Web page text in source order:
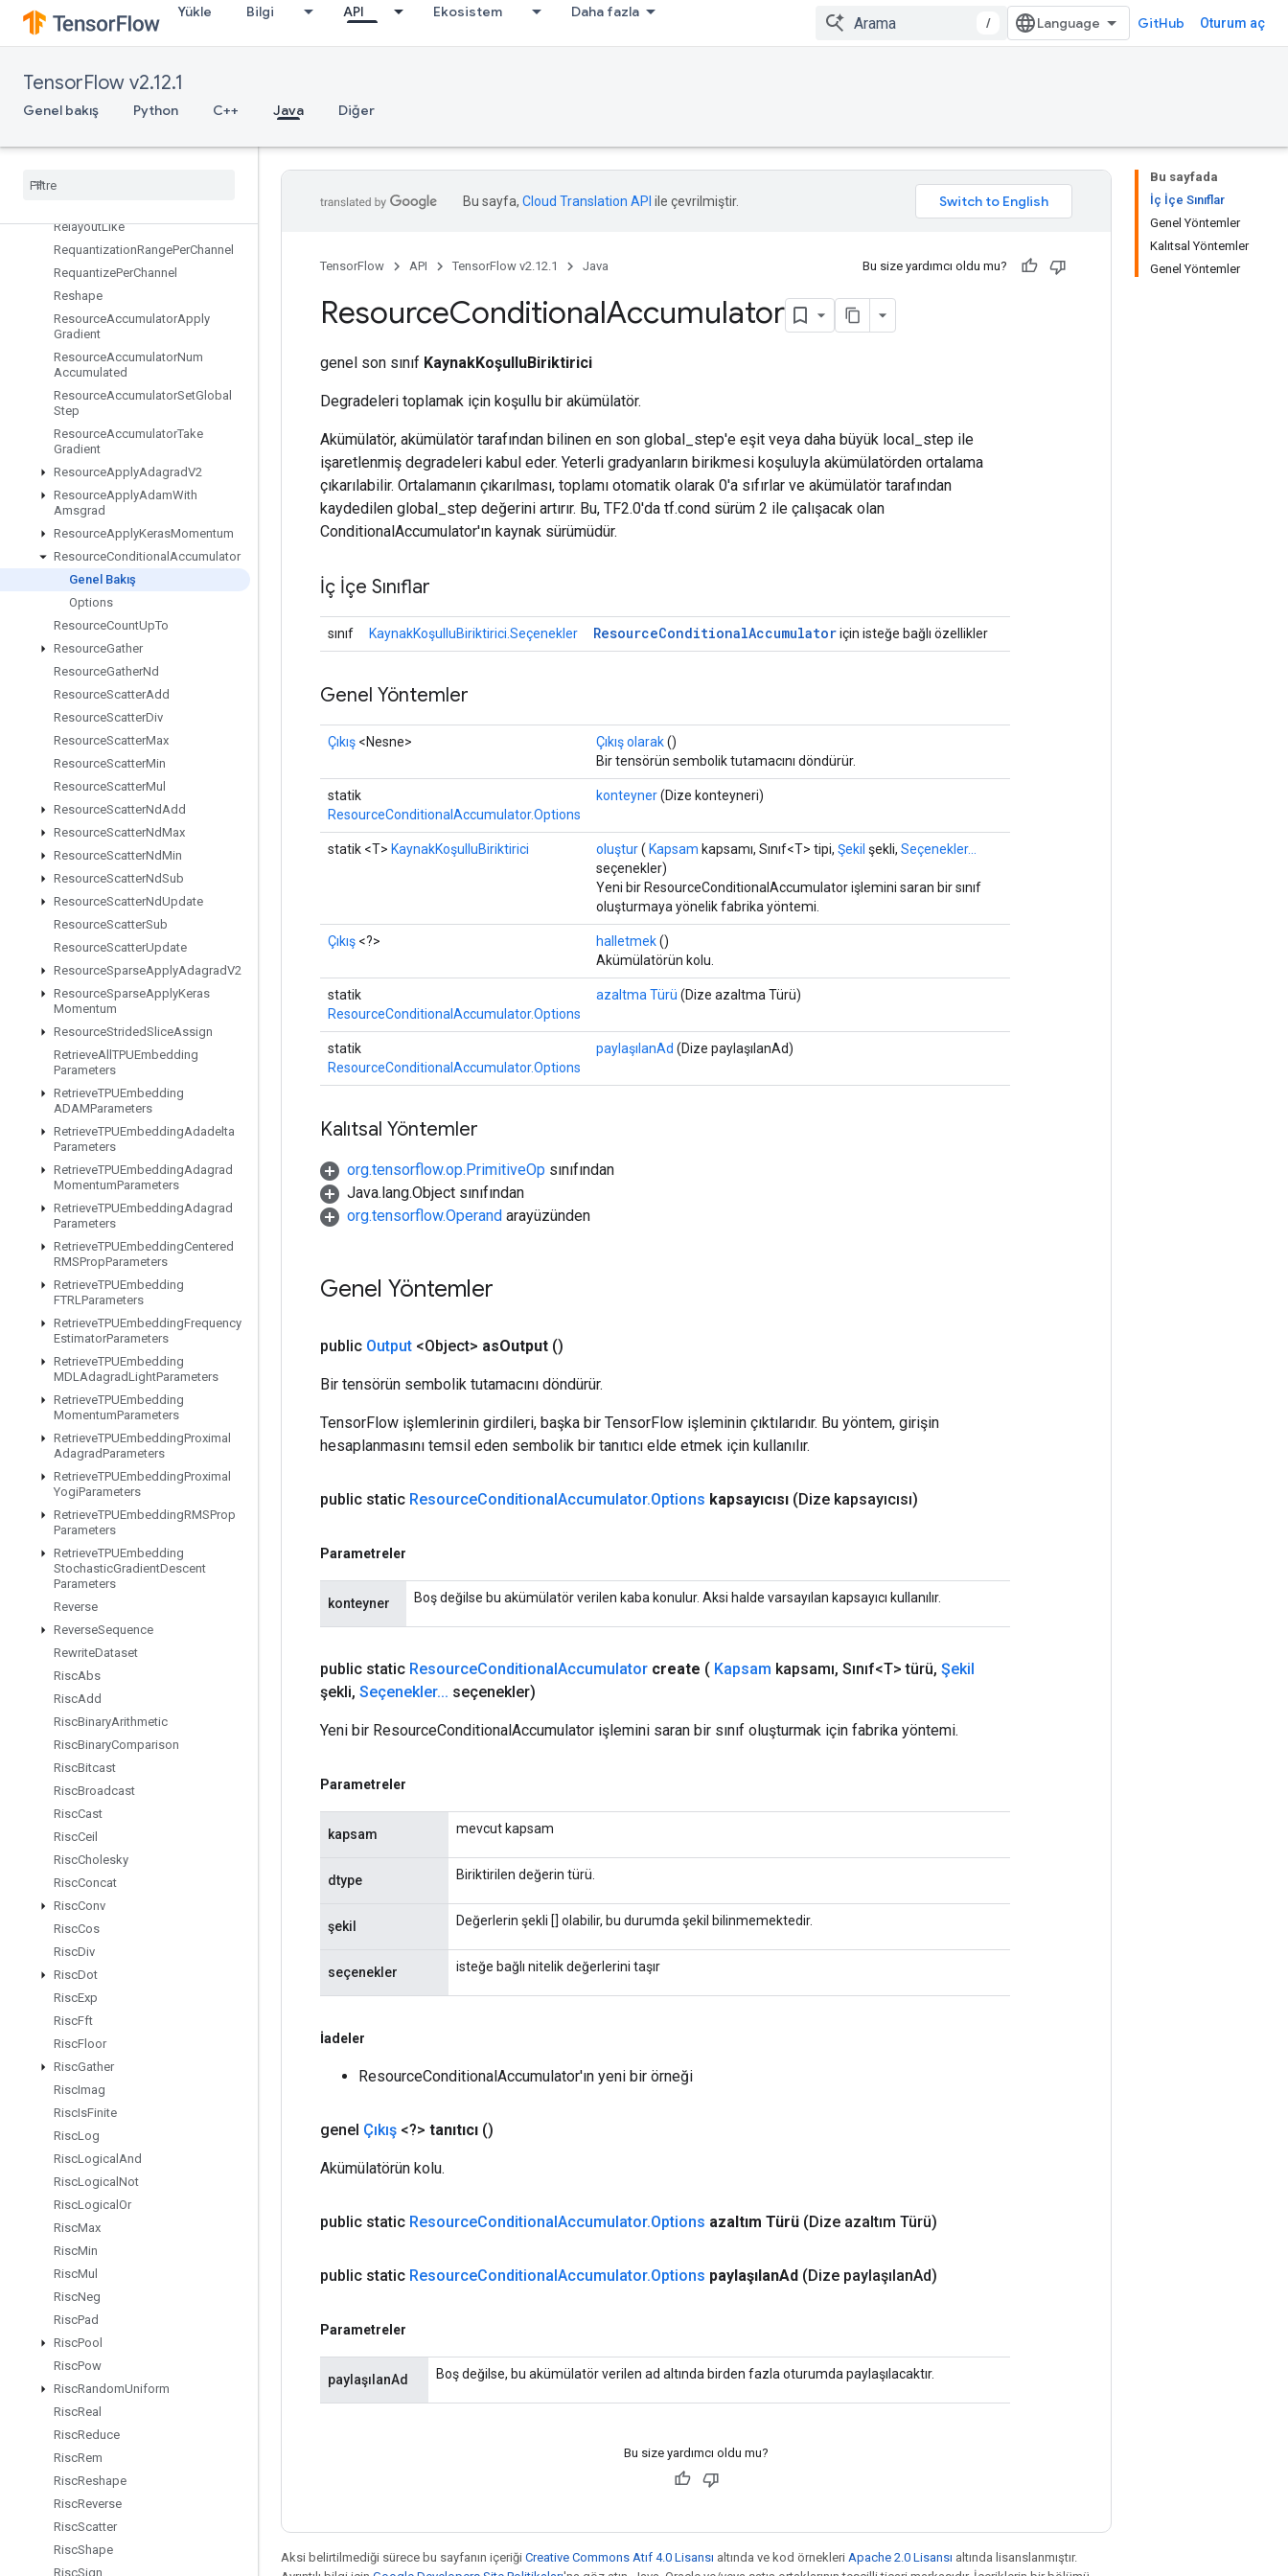
Yükle Bilgi API Ekosistem Daha fazla
/ GitHub Oturum aç
TensorFlow v2.12.1
Genel bakış Python C++ Java Diğer
RefExit
RefIdentity
RefNextIteration
RefSelect
Register
RelayoutLike
RequantizationRangePerChannel
RequantizePerChannel
Reshape
ResourceAccumulatorApply
Gradient
ResourceAccumulatorNum
Accumulated
ResourceAccumulatorSetGlobal
Step
ResourceAccumulatorTake
Gradient
ResourceApplyAdagradV2
ResourceApplyAdamWith
Amsgrad
ResourceApplyKerasMomentum
ResourceConditional Accumulator
Genel Bakış
Options
ResourceCountUpTo
ResourceGather
ResourceGatherNd
ResourceScatterAdd
ResourceScatterDiv
ResourceScatterMax
ResourceScatterMin
ResourceScatterMul
ResourceScatterNdAdd
ResourceScatterNdMax
ResourceScatterNdMin
ResourceScatterNdSub
ResourceScatterNdUpdate
ResourceScatterSub
ResourceScatterUpdate
ResourceSparseApplyAdagradV2
ResourceSparseApplyKeras
Momentum
ResourceStridedSliceAssign
RetrieveAll TPUEmbedding
Parameters
RetrieveTPUEmbedding
ADAMParameters
RetrieveTPUEmbeddingAdadelta
Parameters
RetrieveTPUEmbeddingAdagrad
MomentumParameters
RetrieveTPUEmbeddingAdagrad
Parameters
RetrieveTPUEmbeddingCentered
RMSPropParameters
RetrieveTPUEmbedding
FTRLParameters
RetrieveTPUEmbeddingFrequency
EstimatorParameters
RetrieveTPUEmbedding
MDLAdagradLightParameters
RetrieveTPUEmbedding
MomentumParameters
RetrieveTPUEmbeddingProximal
AdagradParameters
RetrieveTPUEmbeddingProximal
YogiParameters
RetrieveTPUEmbeddingRMSProp
Parameters
RetrieveTPUEmbedding
StochasticGradientDescent
Parameters
Reverse
ReverseSequence
RewriteDataset
RiscAbs
RiscAdd
RiscBinaryArithmetic
RiscBinaryComparison
RiscBitcast
RiscBroadcast
RiscCast
RiscCeil
RiscCholesky
RiscConcat
RiscConv
RiscCos
RiscDiv
RiscDot
RiscExp
RiscFft
RiscFloor
RiscGather
RiscImag
RiscIsFinite
RiscLog
RiscLogical And
RiscLogical Not
RiscLogical Or
RiscMax
RiscMin
RiscMul
RiscNeg
RiscPad
RiscPool
RiscPow
RiscRandomUniform
RiscReal
RiscReduce
RiscRem
RiscReshape
RiscReverse
RiscScatter
RiscShape
RiscSign
Bu sayfada
İç İçe Sınıflar
Genel Yöntemler
Kalıtsal Yöntemler
Genel Yöntemler
Bu sayfa, Cloud Translation API ile çevrilmiştir.
TensorFlow API TensorFlow v2.12.1 Java Bu size yardımcı oldu mu?
ResourceConditionalAccumulator
genel son sınıf KaynakKoşulluBiriktirici
Degradeleri toplamak için koşullu bir akümülatör.
Akümülatör, akümülatör tarafından bilinen en son global_step'e eşit veya daha büyük local_step ile
işaretlenmiş degradeleri kabul eder. Yeterli gradyanların birikmesi koşuluyla akümülatörden ortalama
çıkarılabilir. Ortalamanın çıkarılması, toplamı otomatik olarak 0'a sıfırlar ve akümülatör tarafından
kaydedilen global_step değerini artırır. Bu, TF2.0'da tf.cond sürüm 2 ile çalışacak olan
ConditionalAccumulator'ın kaynak sürümüdür.
İç İçe Sınıflar
sınıf KaynakKoşulluBiriktirici.Seçenekler ResourceConditionalAccumulatoriçin isteğe bağlı özellikler
Genel Yöntemler
Çıkış <Nesne> Çıkış olarak()
Bir tensörün sembolik tutamacını döndürür.
statik
ResourceConditionalAccumulator.Options
konteyner(Dize konteyneri)
statik <T> KaynakKoşulluBiriktirici oluştur( Kapsam kapsamı, Sınıf<T> tipi, Şekil şekli, Seçenekler...
seçenekler)
Yeni bir ResourceConditionalAccumulator işlemini saran bir sınıf
oluşturmaya yönelik fabrika yöntemi.
Çıkış <?> halletmek()
Akümülatörün kolu.
statik
ResourceConditionalAccumulator.Options
azaltma Türü (Dize azaltma Türü)
statik
ResourceConditionalAccumulator.Options
paylaşılanAd (Dize paylaşılanAd)
Kalıtsal Yöntemler
org.tensorflow.op.PrimitiveOp sınıfından
Java.lang.Object sınıfından
org.tensorflow.Operand arayüzünden
Genel Yöntemler
public Output <Object> asOutput ()
Bir tensörün sembolik tutamacını döndürür.
TensorFlow işlemlerinin girdileri, başka bir TensorFlow işleminin çıktılarıdır. Bu yöntem, girişin
hesaplanmasını temsil eden sembolik bir tanıtıcı elde etmek için kullanılır.
public static ResourceConditionalAccumulator.Options kapsayıcısı (Dize kapsayıcısı)
Parametreler
konteyner Boş değilse bu akümülatör verilen kaba konulur. Aksi halde varsayılan kapsayıcı kullanılır.
public static ResourceConditionalAccumulator create ( Kapsam kapsamı, Sınıf<T> türü, Şekil
şekli, Seçenekler... seçenekler)
Yeni bir ResourceConditionalAccumulator işlemini saran bir sınıf oluşturmak için fabrika yöntemi.
Parametreler
kapsam mevcut kapsam
dtype Biriktirilen değerin türü.
şekil Değerlerin şekli [] olabilir, bu durumda şekil bilinmemektedir.
seçenekler isteğe bağlı nitelik değerlerini taşır
İadeler
ResourceConditionalAccumulator'ın yeni bir örneği
genel Çıkış <?> tanıtıcı ()
Akümülatörün kolu.
public static ResourceConditionalAccumulator.Options azaltım Türü (Dize azaltım Türü)
public static ResourceConditionalAccumulator.Options paylaşılanAd (Dize paylaşılanAd)
Parametreler
paylaşılanAd Boş değilse, bu akümülatör verilen ad altında birden fazla oturumda paylaşılacaktır.
Bu size yardımcı oldu mu?
Aksi belirtilmediği sürece bu sayfanın içeriği Creative Commons Atıf 4.0 Lisansı altında ve kod örnekleri Apache 2.0 Lisansı altında lisanslanmıştır.